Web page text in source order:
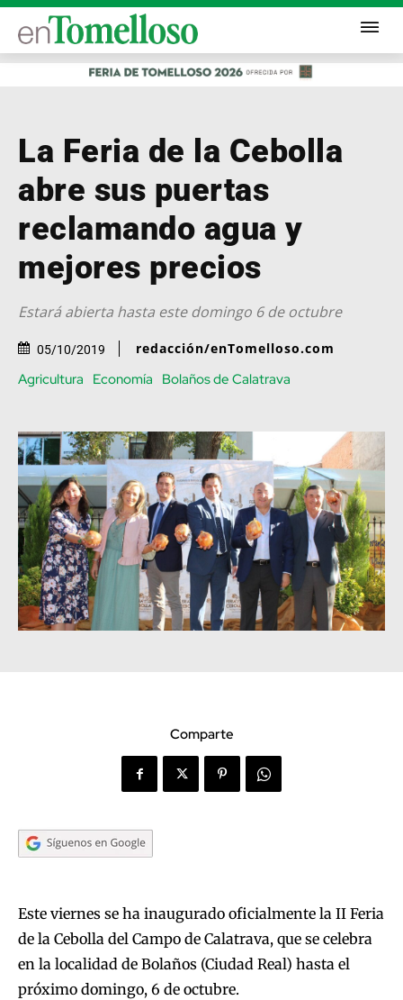
La Feria de la Cebolla
abre sus puertas
reclamando agua y
mejores precios
Estará abierta hasta este domingo 6 de octubre
05/10/2019 redacción/enTomelloso.com
Agricultura Economía Bolaños de Calatrava
Comparte
Este viernes se ha inaugurado oficialmente la II Feria
de la Cebolla del Campo de Calatrava, que se celebra
en la localidad de Bolaños (Ciudad Real) hasta el
próximo domingo, 6 de octubre.